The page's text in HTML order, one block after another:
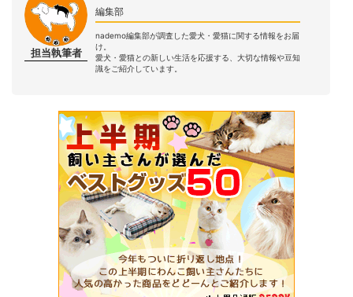
担当執筆者
編集部
nademo編集部が調査した愛犬・愛猫に関する情報をお届
け。
愛犬・愛猫との新しい生活を応援する、大切な情報や豆知
識をご紹介しています。